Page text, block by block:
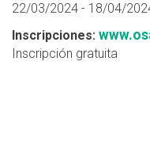
22/03/2024 - 18/04/
Inscripciones:
Inscripción gratuita